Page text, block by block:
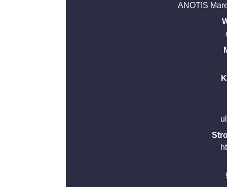
ANOTIS